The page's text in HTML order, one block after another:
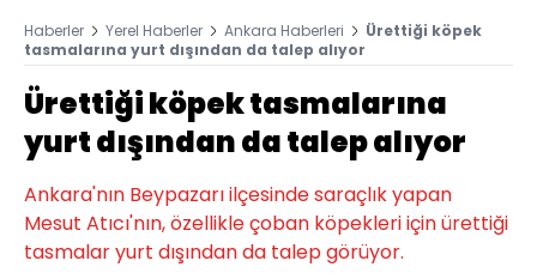
Haberler Yerel Haberler Ankara Haberleri
Ürettiği köpek
tasmalarına yurt dışından da talep alıyor
Ürettiği köpek tasmalarına
yurt dışından da talep alıyor
Ankara'nın Beypazarı ilçesinde saraçlık yapan
Mesut Atıcı'nın, özellikle çoban köpekleri için ürettiği
tasmalar yurt dışından da talep görüyor.